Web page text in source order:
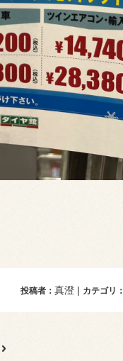
投稿者： 真澄 | カテゴリ：